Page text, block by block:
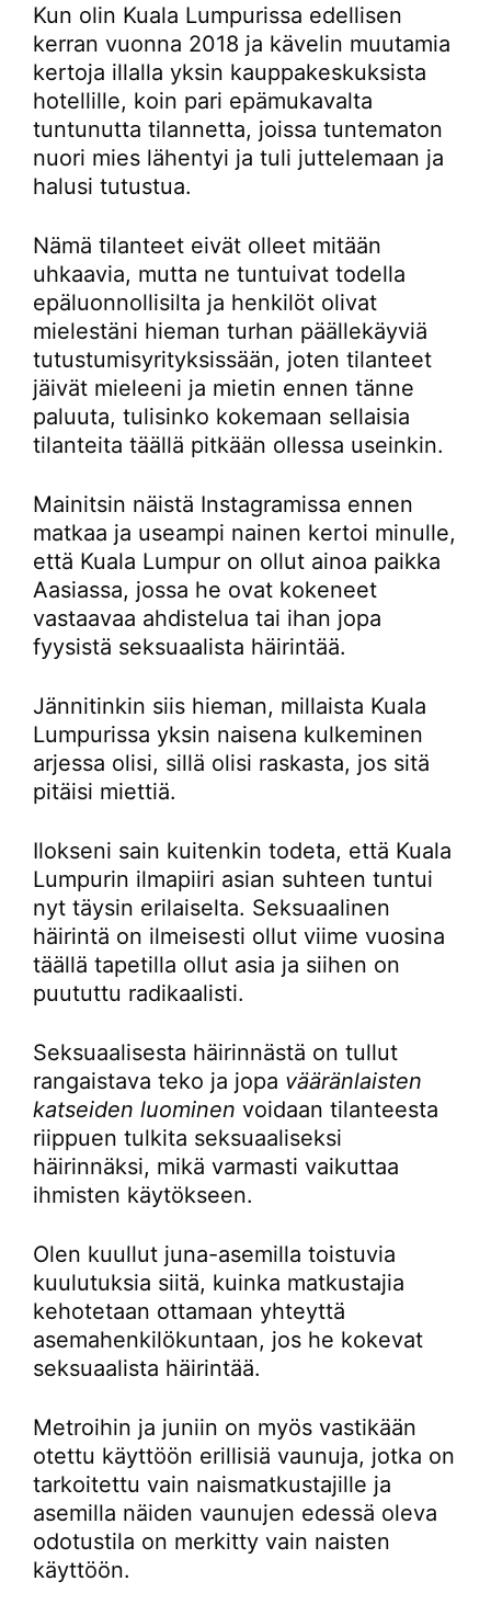
Kun olin Kuala Lumpurissa edellisen
kerran vuonna 2018 ja kävelin muutamia
kertoja illalla yksin kauppakeskuksista
hotellille, koin pari epämukavalta
tuntunutta tilannetta, joissa tuntematon
nuori mies lähentyi ja tuli juttelemaan ja
halusi tutustua.
Nämä tilanteet eivät olleet mitään
uhkaavia, mutta ne tuntuivat todella
epäluonnollisilta ja henkilöt olivat
mielestäni hieman turhan päällekäyviä
tutustumisyrityksissään, joten tilanteet
jäivät mieleeni ja mietin ennen tänne
paluuta, tulisinko kokemaan sellaisia
tilanteita täällä pitkään ollessa useinkin.
Mainitsin näistä Instagramissa ennen
matkaa ja useampi nainen kertoi minulle,
että Kuala Lumpur on ollut ainoa paikka
Aasiassa, jossa he ovat kokeneet
vastaavaa ahdistelua tai ihan jopa
fyysistä seksuaalista häirintää.
Jännitinkin siis hieman, millaista Kuala
Lumpurissa yksin naisena kulkeminen
arjessa olisi, sillä olisi raskasta, jos sitä
pitäisi miettiä.
Ilokseni sain kuitenkin todeta, että Kuala
Lumpurin ilmapiiri asian suhteen tuntui
nyt täysin erilaiselta. Seksuaalinen
häirintä on ilmeisesti ollut viime vuosina
täällä tapetilla ollut asia ja siihen on
puututtu radikaalisti.
Seksuaalisesta häirinnästä on tullut
rangaistava teko ja jopa vääränlaisten
katseiden luominen voidaan tilanteesta
riippuen tulkita seksuaaliseksi
häirinnäksi, mikä varmasti vaikuttaa
ihmisten käytökseen.
Olen kuullut juna-asemilla toistuvia
kuulutuksia siitä, kuinka matkustajia
kehotetaan ottamaan yhteyttä
asemahenkilökuntaan, jos he kokevat
seksuaalista häirintää.
Metroihin ja juniin on myös vastikään
otettu käyttöön erillisiä vaunuja, jotka on
tarkoitettu vain naismatkustajille ja
asemilla näiden vaunujen edessä oleva
odotustila on merkitty vain naisten
käyttöön.